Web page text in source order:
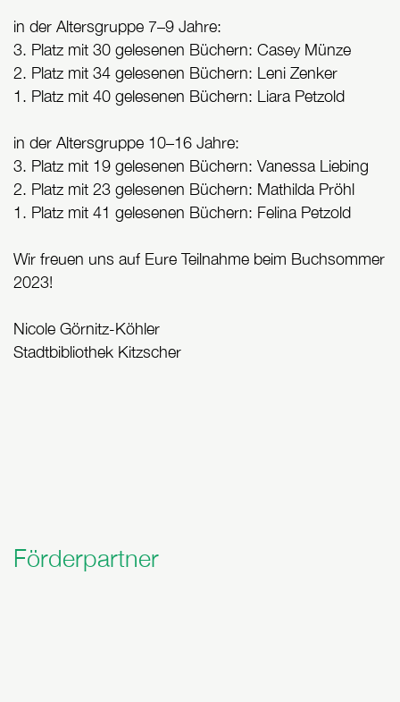
in der Altersgruppe 7–9 Jahre:
3. Platz mit 30 gelesenen Büchern: Casey Münze
2. Platz mit 34 gelesenen Büchern: Leni Zenker
1. Platz mit 40 gelesenen Büchern: Liara Petzold
in der Altersgruppe 10–16 Jahre:
3. Platz mit 19 gelesenen Büchern: Vanessa Liebing
2. Platz mit 23 gelesenen Büchern: Mathilda Pröhl
1. Platz mit 41 gelesenen Büchern: Felina Petzold
Wir freuen uns auf Eure Teilnahme beim Buchsommer
2023!
Nicole Görnitz-Köhler
Stadtbibliothek Kitzscher
Förderpartner